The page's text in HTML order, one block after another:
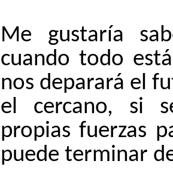
Me gustaría
cuando todo
nos deparará el
el cercano, si
propias fuerzas
puede terminar